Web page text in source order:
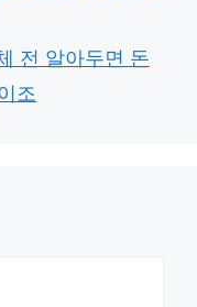
전 알아두면 돈
조